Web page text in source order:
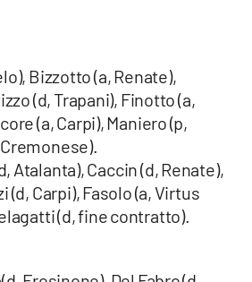
Bizzotto (a, Renate),
(d, Trapani), Finotto (a,
(a, Carpi), Maniero (p,
Atalanta), Caccin (d, Renate),
(d, Carpi), Fasolo (a, Virtus
(d, fine contratto).